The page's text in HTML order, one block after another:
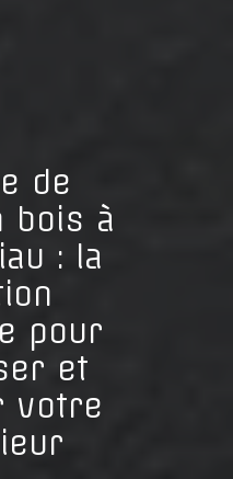
de
bois à
: la
pour
et
votre